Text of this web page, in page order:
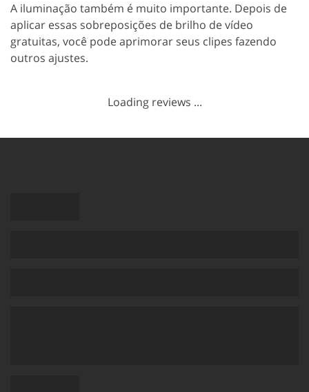
A iluminação também é muito importante. Depois de
aplicar essas sobreposições de brilho de vídeo
gratuitas, você pode aprimorar seus clipes fazendo
outros ajustes.
Loading reviews ...